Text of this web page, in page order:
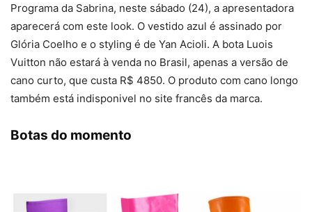
Programa da Sabrina, neste sábado (24), a apresentadora
aparecerá com este look. O vestido azul é assinado por
Glória Coelho e o styling é de Yan Acioli. A bota Luois
Vuitton não estará à venda no Brasil, apenas a versão de
cano curto, que custa R$ 4850. O produto com cano longo
também está indisponivel no site francês da marca.
Botas do momento